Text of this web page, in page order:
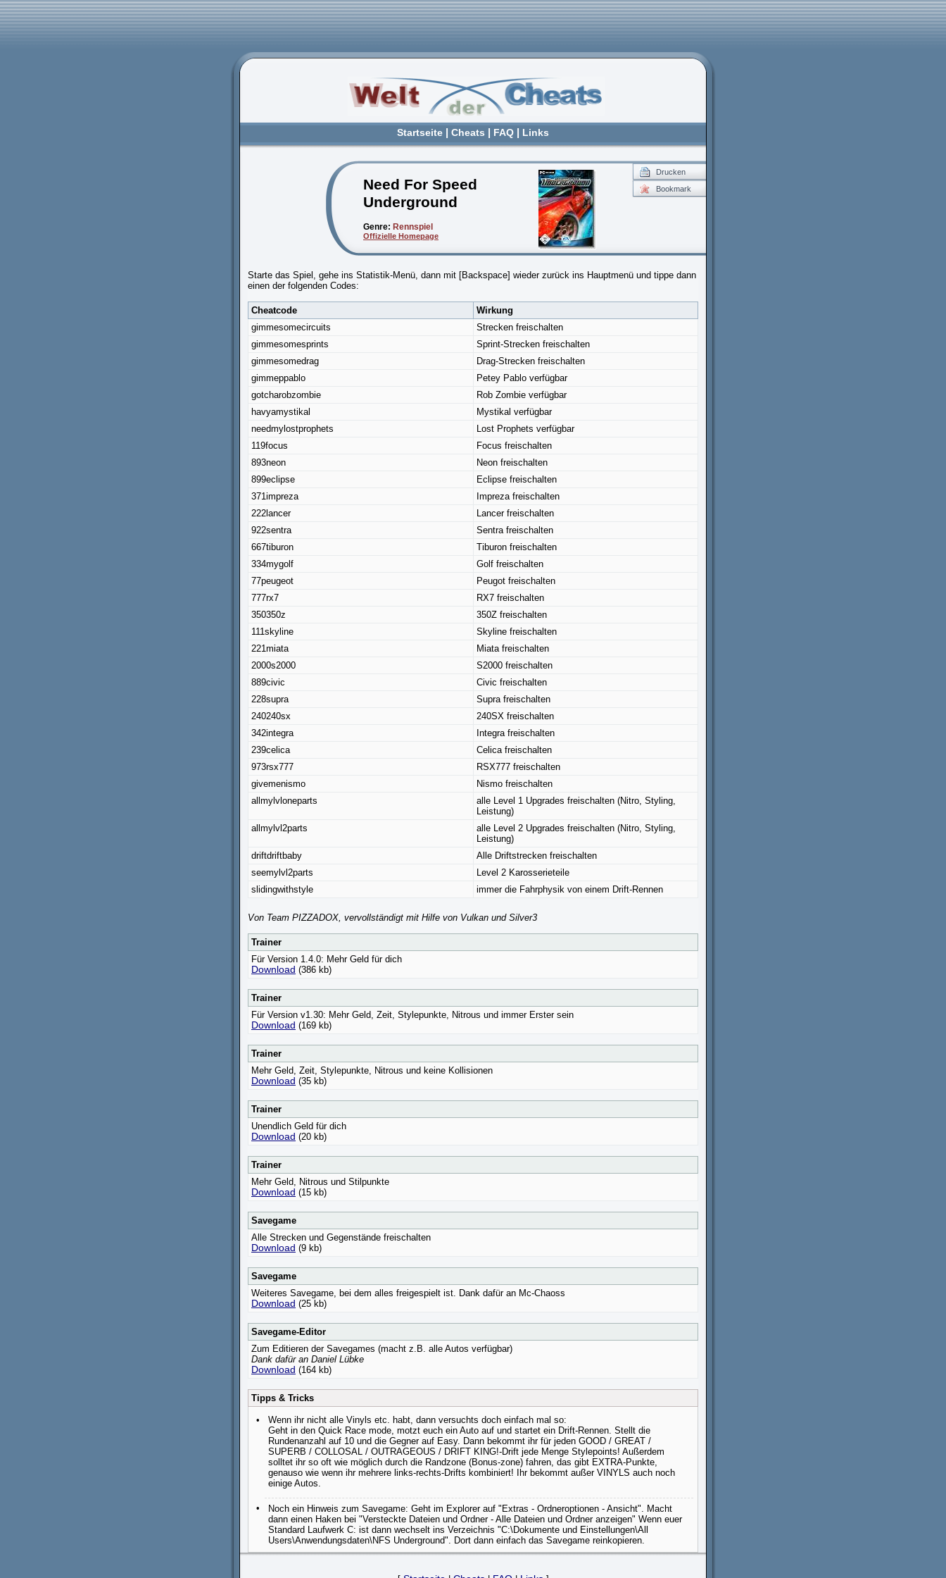
Startseite Cheats FAQ Links
Drucken
Bookmark
Need For Speed
Underground
Genre: Rennspiel
Offizielle Homepage
Starte das Spiel, gehe ins Statistik-Menü, dann mit [Backspace] wieder zurück ins Hauptmenü und tippe dann
einen der folgenden Codes:
Cheatcode
Wirkung
gimmesomecircuits
Strecken freischalten
gimmesomesprints
Sprint-Strecken freischalten
gimmesomedrag
Drag-Strecken freischalten
gimmeppablo
Petey Pablo verfügbar
gotcharobzombie
Rob Zombie verfügbar
havyamystikal
Mystikal verfügbar
needmylostprophets
Lost Prophets verfügbar
119focus
Focus freischalten
893neon
Neon freischalten
899eclipse
Eclipse freischalten
371impreza
Impreza freischalten
222lancer
Lancer freischalten
922sentra
Sentra freischalten
667tiburon
Tiburon freischalten
334mygolf
Golf freischalten
77peugeot
Peugot freischalten
777rx7
RX7 freischalten
350350z
350Z freischalten
111skyline
Skyline freischalten
221miata
Miata freischalten
2000s2000
S2000 freischalten
889civic
Civic freischalten
228supra
Supra freischalten
240240sx
240SX freischalten
342integra
Integra freischalten
239celica
Celica freischalten
973rsx777
RSX777 freischalten
givemenismo
Nismo freischalten
allmylvloneparts
alle Level 1 Upgrades freischalten (Nitro, Styling,
Leistung)
allmylvl2parts
alle Level 2 Upgrades freischalten (Nitro, Styling,
Leistung)
driftdriftbaby
Alle Driftstrecken freischalten
seemylvl2parts
Level 2 Karosserieteile
slidingwithstyle
immer die Fahrphysik von einem Drift-Rennen
Von Team PIZZADOX, vervollständigt mit Hilfe von Vulkan und Silver3
Trainer
Für Version 1.4.0: Mehr Geld für dich
Download (386 kb)
Trainer
Für Version v1.30: Mehr Geld, Zeit, Stylepunkte, Nitrous und immer Erster sein
Download (169 kb)
Trainer
Mehr Geld, Zeit, Stylepunkte, Nitrous und keine Kollisionen
Download (35 kb)
Trainer
Unendlich Geld für dich
Download (20 kb)
Trainer
Mehr Geld, Nitrous und Stilpunkte
Download (15 kb)
Savegame
Alle Strecken und Gegenstände freischalten
Download (9 kb)
Savegame
Weiteres Savegame, bei dem alles freigespielt ist. Dank dafür an Mc-Chaoss
Download (25 kb)
Savegame-Editor
Zum Editieren der Savegames (macht z.B. alle Autos verfügbar)
Dank dafür an Daniel Lübke
Download (164 kb)
Tipps & Tricks
•
Wenn ihr nicht alle Vinyls etc. habt, dann versuchts doch einfach mal so:
Geht in den Quick Race mode, motzt euch ein Auto auf und startet ein Drift-Rennen. Stellt die
Rundenanzahl auf 10 und die Gegner auf Easy. Dann bekommt ihr für jeden GOOD / GREAT /
SUPERB / COLLOSAL / OUTRAGEOUS / DRIFT KING!-Drift jede Menge Stylepoints! Außerdem
solltet ihr so oft wie möglich durch die Randzone (Bonus-zone) fahren, das gibt EXTRA-Punkte,
genauso wie wenn ihr mehrere links-rechts-Drifts kombiniert! Ihr bekommt außer VINYLS auch noch
einige Autos.
•
Noch ein Hinweis zum Savegame: Geht im Explorer auf "Extras - Ordneroptionen - Ansicht". Macht
dann einen Haken bei "Versteckte Dateien und Ordner - Alle Dateien und Ordner anzeigen" Wenn euer
Standard Laufwerk C: ist dann wechselt ins Verzeichnis "C:\Dokumente und Einstellungen\All
Users\Anwendungsdaten\NFS Underground". Dort dann einfach das Savegame reinkopieren.